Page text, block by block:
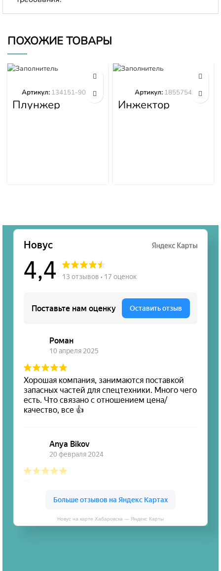
ПОХОЖИЕ ТОВАРЫ
Плунжер
134151-9020
Артикул: 134151-9020
Инжектор
1855754
Артикул: 1855754
Новус на карте Хабаровска — Яндекс Карты